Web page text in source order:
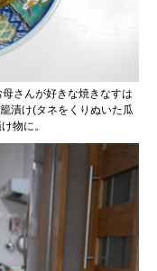
さんが好きな焼きなすは
漬け(タネをくりぬいた瓜
物に。